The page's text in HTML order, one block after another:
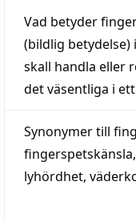
Vad betyder
(bildlig betydelse)
skall handla eller
det väsentliga i
Synonymer till
fingerspetskänsla,
lyhördhet,